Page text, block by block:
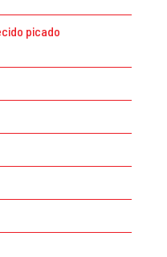
picado